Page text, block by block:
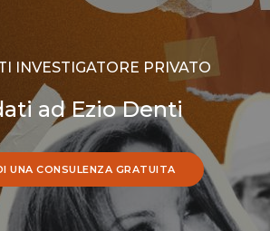
INVESTIGATORE PRIVATO
ad Ezio Denti
UNA CONSULENZA GRATUITA